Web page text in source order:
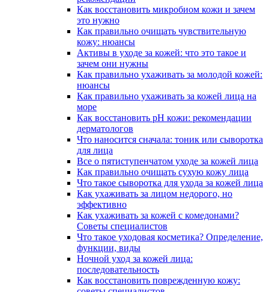
Как восстановить микробиом кожи и зачем
это нужно
Как правильно очищать чувствительную
кожу: нюансы
Активы в уходе за кожей: что это такое и
зачем они нужны
Как правильно ухаживать за молодой кожей:
нюансы
Как правильно ухаживать за кожей лица на
море
Как восстановить pH кожи: рекомендации
дерматологов
Что наносится сначала: тоник или сыворотка
для лица
Все о пятиступенчатом уходе за кожей лица
Как правильно очищать сухую кожу лица
Что такое сыворотка для ухода за кожей лица
Как ухаживать за лицом недорого, но
эффективно
Как ухаживать за кожей с комедонами?
Советы специалистов
Что такое уходовая косметика? Определение,
функции, виды
Ночной уход за кожей лица:
последовательность
Как восстановить поврежденную кожу: